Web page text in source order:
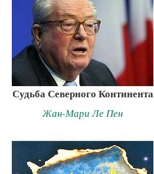
Судьба Северного Континента
Жан-Мари Ле Пен